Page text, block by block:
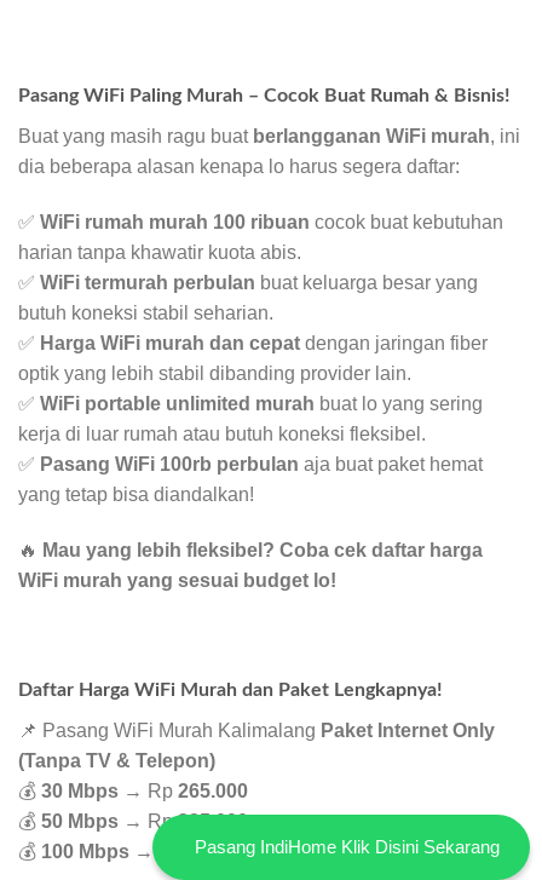
Pasang WiFi Paling Murah – Cocok Buat Rumah & Bisnis!
Buat yang masih ragu buat berlangganan WiFi murah, ini
dia beberapa alasan kenapa lo harus segera daftar:
✅ WiFi rumah murah 100 ribuan cocok buat kebutuhan
harian tanpa khawatir kuota abis.
✅ WiFi termurah perbulan buat keluarga besar yang
butuh koneksi stabil seharian.
✅ Harga WiFi murah dan cepat dengan jaringan fiber
optik yang lebih stabil dibanding provider lain.
✅ WiFi portable unlimited murah buat lo yang sering
kerja di luar rumah atau butuh koneksi fleksibel.
✅ Pasang WiFi 100rb perbulan aja buat paket hemat
yang tetap bisa diandalkan!
🔥 Mau yang lebih fleksibel? Coba cek daftar harga
WiFi murah yang sesuai budget lo!
Daftar Harga WiFi Murah dan Paket Lengkapnya!
📌 Pasang WiFi Murah Kalimalang Paket Internet Only
(Tanpa TV & Telepon)
💰 30 Mbps → Rp 265.000
💰 50 Mbps → Rp325.000
💰 100 Mbps → Rp 375.000
Pasang IndiHome Klik Disini Sekarang